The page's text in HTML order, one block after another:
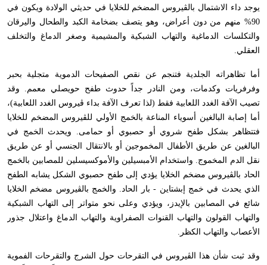
يوجد داء الاشتمال بالڤيروس المضخم للخلايا في حديثي الولادة ويكون في
90% منهم من دون أعراض، وهو يتصف بضخامة الكبد والطحال واليرقان
والتكلسات الدماغية والتهاب الشبكية والمشيمية وصغر الدماغ والتخلف
العقلي.
أما تظاهراته الجلدية فتنجم عن نقص الصفيحات الدموية متجلية بحبر
وفرفريات وكدمات، ومن النادر جداً حدوث طفح حويصلي معمم. وقد
تصيب الآفة الغدد اللعابية فقط (لذا تعرف الآفة بداء ڤيروس الغدد اللعابية)،
أما إصابة البالغين أسوياء المناعة بالخمج الأولي للڤيروس المضخم للخلايا
فتتظاهر بشكل طفح شروي أو حصبوي أو حمامى. ويحدث الخمج في
البالغين عن طريق الأطفال المخموجين أو بالانتقال الجنسي أو عن طريق
نقل الدم المخموج. واستخدام الأمبسيلين والأموكسيسلين للمصابين بالخمج
الحاد بالڤيروس مضخم الخلايا يؤدي إلى طفح حصبوي الشكل يشابه الطفح
الذي يحدث في خمج إبشتاين - بار الحاد. والخمج بالڤيروس مضخم الخلايا
شائع في المصابين بالإيدز، ويؤدي وعلى نحو متواتر إلى التهاب الشبكية
والتهاب القولون والتهاب القنوات الصفراوية والتهاب الدماغ واعتلال جذور
الأعصاب والتهاب الكظر.
وقد ثبت شأن هذا الڤيروس في التقرحات حول الشرج والتقرحات الفموية